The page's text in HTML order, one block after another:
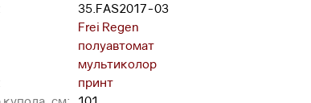
35.FAS2017-03
Frei Regen
полуавтомат
мультиколор
принт